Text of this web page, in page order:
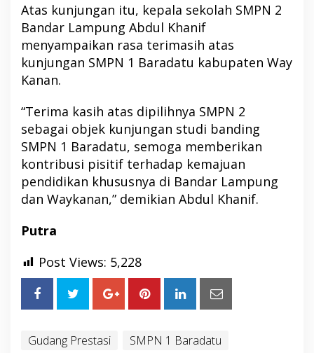
Atas kunjungan itu, kepala sekolah SMPN 2
Bandar Lampung Abdul Khanif
menyampaikan rasa terimasih atas
kunjungan SMPN 1 Baradatu kabupaten Way
Kanan.
“Terima kasih atas dipilihnya SMPN 2
sebagai objek kunjungan studi banding
SMPN 1 Baradatu, semoga memberikan
kontribusi pisitif terhadap kemajuan
pendidikan khususnya di Bandar Lampung
dan Waykanan,” demikian Abdul Khanif.
Putra
Post Views: 5,228
Gudang Prestasi
SMPN 1 Baradatu